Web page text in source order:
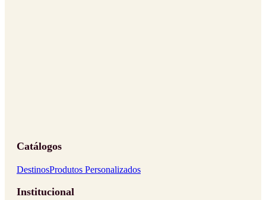
Catálogos
DestinosProdutos Personalizados
Institucional